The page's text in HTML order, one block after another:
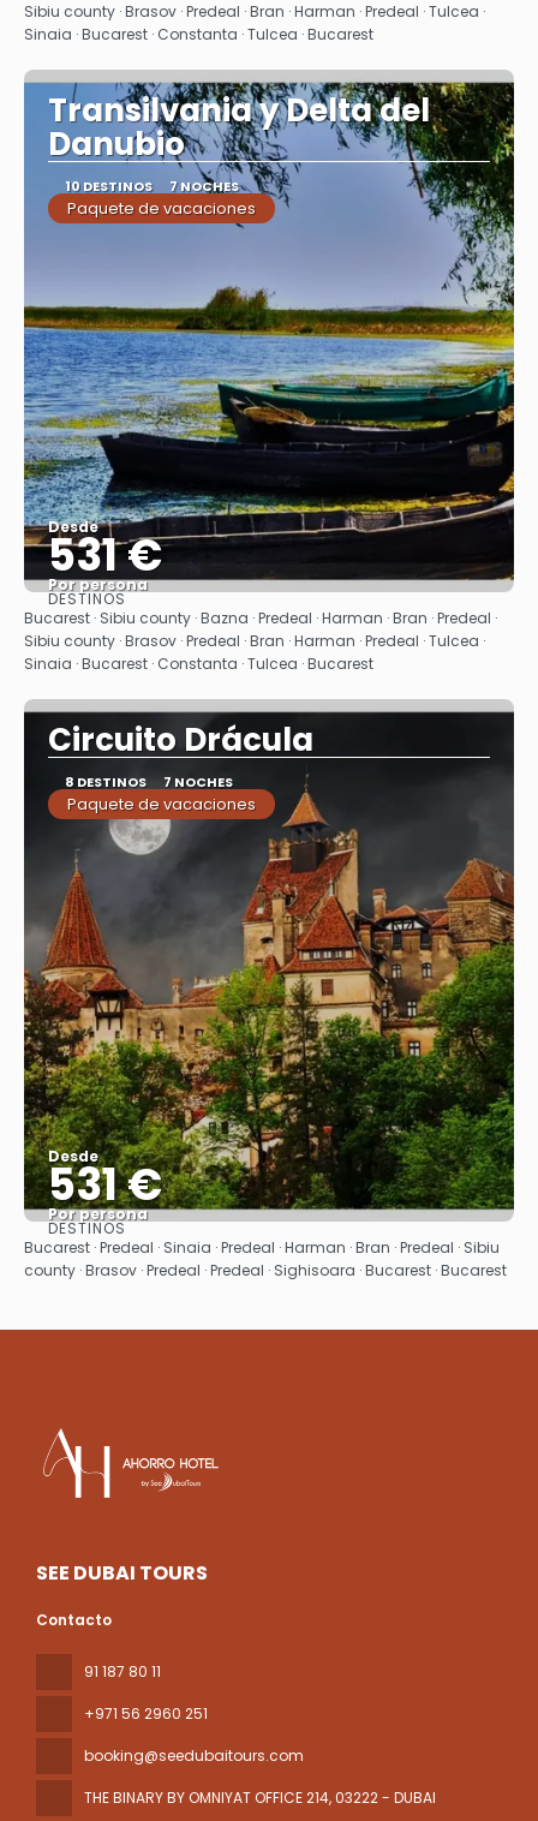
Sibiu county · Brasov · Predeal · Bran · Harman · Predeal · Tulcea ·
Sinaia · Bucarest · Constanta · Tulcea · Bucarest
Transilvania y Delta del
Danubio
10 DESTINOS 7 NOCHES
Paquete de vacaciones
Desde
531 €
Por persona
Ver
DESTINOS
Bucarest · Sibiu county · Bazna · Predeal · Harman · Bran · Predeal ·
Sibiu county · Brasov · Predeal · Bran · Harman · Predeal · Tulcea ·
Sinaia · Bucarest · Constanta · Tulcea · Bucarest
Circuito Drácula
8 DESTINOS 7 NOCHES
Paquete de vacaciones
Desde
531 €
Por persona
Ver
DESTINOS
Bucarest · Predeal · Sinaia · Predeal · Harman · Bran · Predeal · Sibiu
county · Brasov · Predeal · Predeal · Sighisoara · Bucarest · Bucarest
SEE DUBAI TOURS
Contacto
91 187 80 11
+971 56 2960 251
booking@seedubaitours.com
THE BINARY BY OMNIYAT OFFICE 214, 03222 - DUBAI